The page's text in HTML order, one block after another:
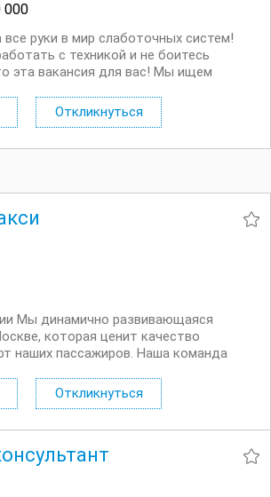
000
руки в мир слаботочных систем!
с техникой и не боитесь
эта вакансия для вас! Мы ищем
и обслуживанием систем
и других слаботочных систем по
Откликнуться
Мы динамично развивающаяся
которая ценит качество
наших пассажиров. Наша команда
автопарке. Мы стремимся
уровень безопасности и
Откликнуться